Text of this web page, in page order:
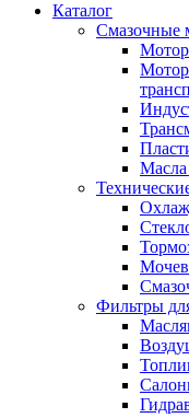
Каталог
Смазочные
Масла
Фильтры